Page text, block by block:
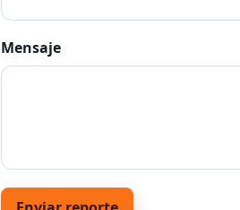
Mensaje